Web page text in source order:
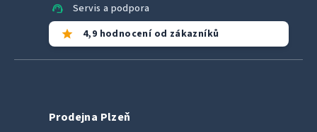
support_agent Servis a podpora
star 4,9 hodnocení od zákazníků
Prodejna Plzeň